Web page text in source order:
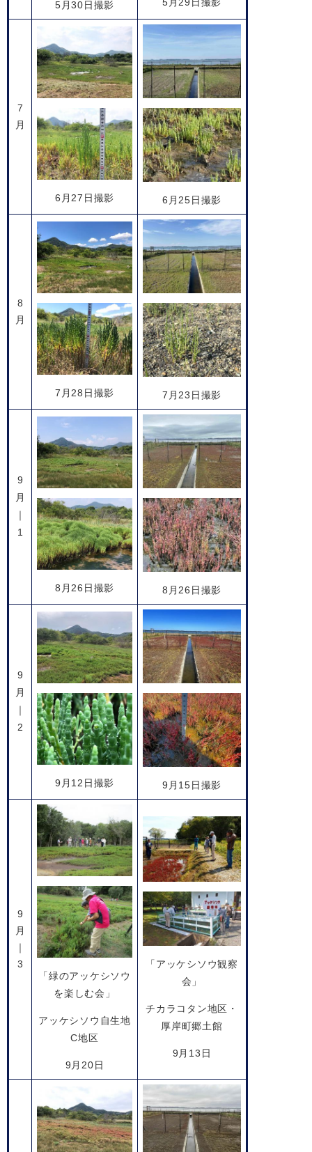
5月30日撮影 5月29日撮影
7
月
6月27日撮影 6月25日撮影
8
月
7月28日撮影 7月23日撮影
9
月
｜
1
8月26日撮影 8月26日撮影
9
月
｜
2
9月12日撮影 9月15日撮影
9
月
｜
3
「緑のアッケシソウ
を楽しむ会」
アッケシソウ自生地
C地区
9月20日
「アッケシソウ観察
会」
チカラコタン地区・
厚岸町郷土館
9月13日